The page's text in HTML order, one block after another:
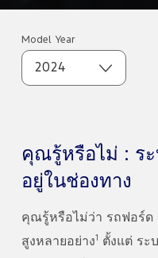
Model Year
2024
คุณรู้หรือไม่ : ร
อยู่ในช่องทาง
คุณรู้หรือไม่ว่า รถฟอร์ด
สูงหลายอย่าง ตั้งแต่ ระ